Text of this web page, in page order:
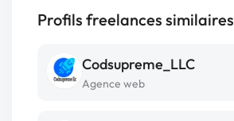
Profils freelances similaires
Codsupreme_LLC
Agence web